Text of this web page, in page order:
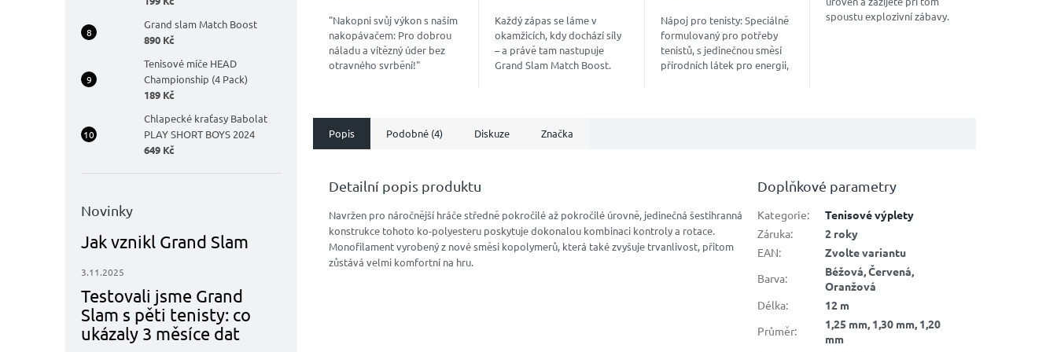
Grand slam Match Boost
890 Kč
Tenisové míče HEAD
Championship (4 Pack)
189 Kč
Chlapecké kraťasy Babolat
PLAY SHORT BOYS 2024
649 Kč
Novinky
Jak vznikl Grand Slam
3.11.2025
Testovali jsme Grand
Slam s pěti tenisty: co
ukázaly 3 měsíce dat
"Nakopni svůj výkon s naším
nakopávačem: Pro dobrou
náladu a vítězný úder bez
otravného svrbění!"
Každý zápas se láme v
okamžicích, kdy dochází síly
– a právě tam nastupuje
Grand Slam Match Boost.
Nápoj pro tenisty: Speciálně
formulovaný pro potřeby
tenistů, s jedinečnou směsí
přírodních látek pro energii,
spoustu explozivní zábavy.
Popis Podobné (4) Diskuze Značka
Detailní popis produktu
Navržen pro náročnější hráče středně pokročilé až pokročilé úrovně, jedinečná šestihranná
konstrukce tohoto ko-polyesteru poskytuje dokonalou kombinaci kontroly a rotace.
Monofilament vyrobený z nové směsi kopolymerů, která také zvyšuje trvanlivost, přitom
zůstává velmi komfortní na hru.
Doplňkové parametry
Kategorie:
Tenisové výplety
Záruka:
2 roky
EAN:
Zvolte variantu
Barva:
Béžová, Červená,
Oranžová
Délka:
12 m
Průměr:
1,25 mm, 1,30 mm, 1,20
mm